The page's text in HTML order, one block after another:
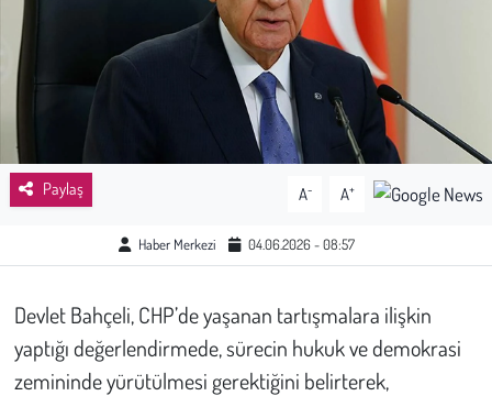
Paylaş A- A+
Haber Merkezi 04.06.2026 - 08:57
Devlet Bahçeli, CHP’de yaşanan tartışmalara ilişkin
yaptığı değerlendirmede, sürecin hukuk ve demokrasi
zemininde yürütülmesi gerektiğini belirterek,
Spor
Çocuk
Kültür Sanat
Bilim - Teknoloji